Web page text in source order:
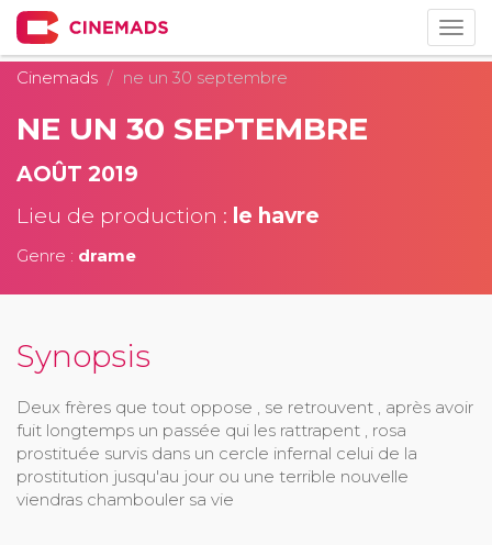
Cinemads
ne un 30 septembre
NE UN 30 SEPTEMBRE
AOÛT 2019
Lieu de production : le havre
Genre : drame
Synopsis
Deux frères que tout oppose , se retrouvent , après avoir
fuit longtemps un passée qui les rattrapent , rosa
prostituée survis dans un cercle infernal celui de la
prostitution jusqu'au jour ou une terrible nouvelle
viendras chambouler sa vie